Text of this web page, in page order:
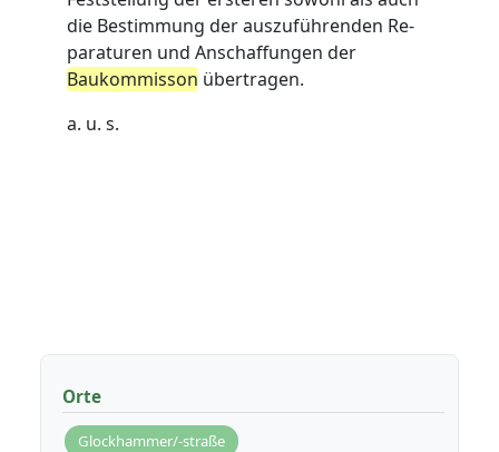
die Bestimmung der auszuführenden Re-
paraturen und Anschaffungen der
Baukommisson übertragen.
a. u. s.
Orte
Glockhammer/-straße